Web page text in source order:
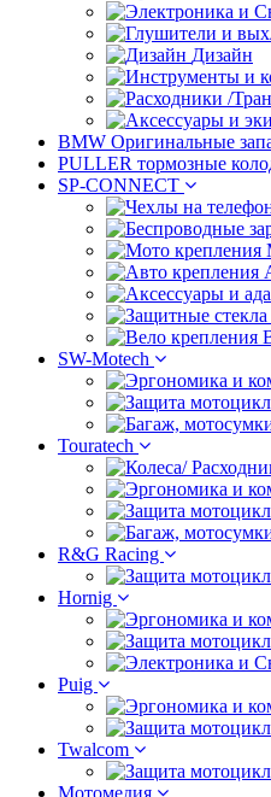
Дизайн
BMW Оригинальные
PULLER тормозные
SP-CONNECT
SW-Motech
Touratech
R&G Racing
Hornig
Puig
Twalcom
Мотомедия